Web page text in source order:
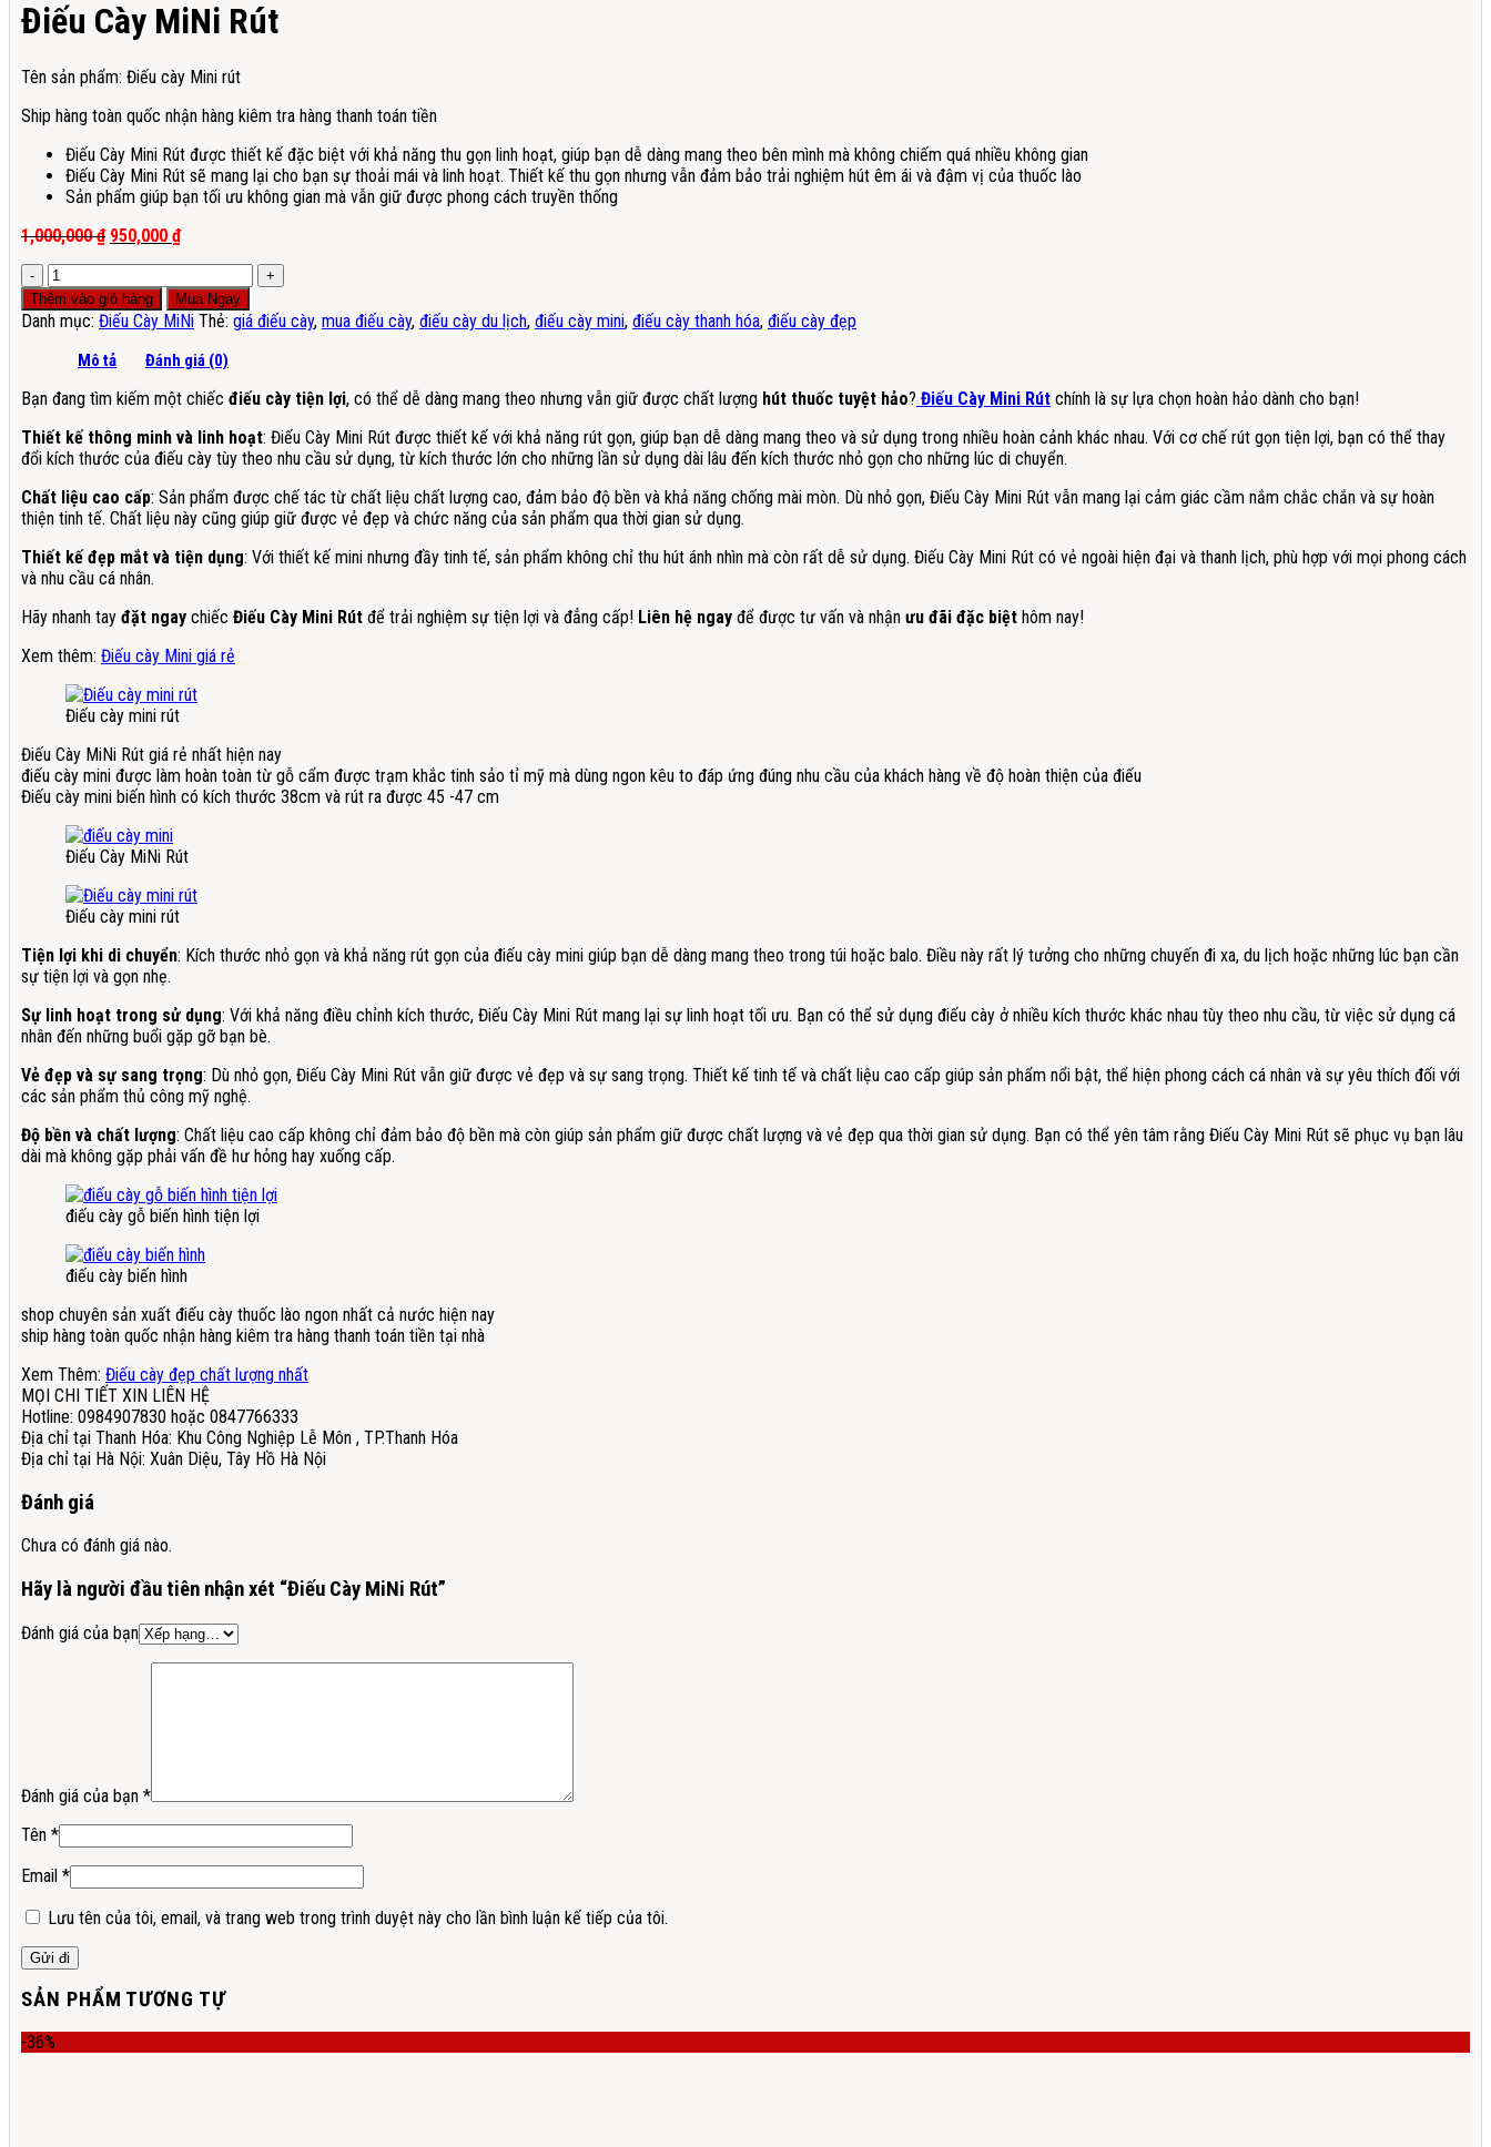
Điếu Cày MiNi Rút
Tên sản phẩm: Điếu cày Mini rút
Ship hàng toàn quốc nhận hàng kiêm tra hàng thanh toán tiền
Điếu Cày Mini Rút được thiết kế đặc biệt với khả năng thu gọn linh hoạt, giúp bạn dễ dàng mang theo bên mình mà không chiếm quá nhiều không gian
Điếu Cày Mini Rút sẽ mang lại cho bạn sự thoải mái và linh hoạt. Thiết kế thu gọn nhưng vẫn đảm bảo trải nghiệm hút êm ái và đậm vị của thuốc lào
Sản phẩm giúp bạn tối ưu không gian mà vẫn giữ được phong cách truyền thống
1,000,000₫ Giá
1,000,000 ₫.
950,000 ₫Giá
là:
950,000 ₫.
Điếu
Cày
MiNi
Thêm vào giỏ hàng Mua Ngay
Danh mục: Điếu Cày MiNi Thẻ: giá điếu cày, mua điếu cày, điếu cày du lịch, điếu cày mini, điếu cày thanh hóa, điếu cày đẹp
Mô tả Đánh giá (0)
Bạn đang tìm kiếm một chiếc điếu cày tiện lợi, có thể dễ dàng mang theo nhưng vẫn giữ được chất lượng hút thuốc tuyệt hảo? Điếu Cày Mini Rút chính là sự lựa chọn hoàn hảo dành cho bạn!
Thiết kế thông minh và linh hoạt: Điếu Cày Mini Rút được thiết kế với khả năng rút gọn, giúp bạn dễ dàng mang theo và sử dụng trong nhiều hoàn cảnh khác nhau. Với cơ chế rút gọn tiện lợi, bạn có thể thay
đổi kích thước của điếu cày tùy theo nhu cầu sử dụng, từ kích thước lớn cho những lần sử dụng dài lâu đến kích thước nhỏ gọn cho những lúc di chuyển.
Chất liệu cao cấp: Sản phẩm được chế tác từ chất liệu chất lượng cao, đảm bảo độ bền và khả năng chống mài mòn. Dù nhỏ gọn, Điếu Cày Mini Rút vẫn mang lại cảm giác cầm nắm chắc chắn và sự hoàn
thiện tinh tế. Chất liệu này cũng giúp giữ được vẻ đẹp và chức năng của sản phẩm qua thời gian sử dụng.
Thiết kế đẹp mắt và tiện dụng: Với thiết kế mini nhưng đầy tinh tế, sản phẩm không chỉ thu hút ánh nhìn mà còn rất dễ sử dụng. Điếu Cày Mini Rút có vẻ ngoài hiện đại và thanh lịch, phù hợp với mọi phong cách
và nhu cầu cá nhân.
Hãy nhanh tay đặt ngay chiếc Điếu Cày Mini Rút để trải nghiệm sự tiện lợi và đẳng cấp! Liên hệ ngay để được tư vấn và nhận ưu đãi đặc biệt hôm nay!
Xem thêm: Điếu cày Mini giá rẻ
Điếu cày mini rút
Điếu Cày MiNi Rút giá rẻ nhất hiện nay
điếu cày mini được làm hoàn toàn từ gỗ cẩm được trạm khắc tinh sảo tỉ mỹ mà dùng ngon kêu to đáp ứng đúng nhu cầu của khách hàng về độ hoàn thiện của điếu
Điếu cày mini biến hình có kích thước 38cm và rút ra được 45 -47 cm
Điếu Cày MiNi Rút
Điếu cày mini rút
Tiện lợi khi di chuyển: Kích thước nhỏ gọn và khả năng rút gọn của điếu cày mini giúp bạn dễ dàng mang theo trong túi hoặc balo. Điều này rất lý tưởng cho những chuyến đi xa, du lịch hoặc những lúc bạn cần
sự tiện lợi và gọn nhẹ.
Sự linh hoạt trong sử dụng: Với khả năng điều chỉnh kích thước, Điếu Cày Mini Rút mang lại sự linh hoạt tối ưu. Bạn có thể sử dụng điếu cày ở nhiều kích thước khác nhau tùy theo nhu cầu, từ việc sử dụng cá
nhân đến những buổi gặp gỡ bạn bè.
Vẻ đẹp và sự sang trọng: Dù nhỏ gọn, Điếu Cày Mini Rút vẫn giữ được vẻ đẹp và sự sang trọng. Thiết kế tinh tế và chất liệu cao cấp giúp sản phẩm nổi bật, thể hiện phong cách cá nhân và sự yêu thích đối với
các sản phẩm thủ công mỹ nghệ.
Độ bền và chất lượng: Chất liệu cao cấp không chỉ đảm bảo độ bền mà còn giúp sản phẩm giữ được chất lượng và vẻ đẹp qua thời gian sử dụng. Bạn có thể yên tâm rằng Điếu Cày Mini Rút sẽ phục vụ bạn lâu
dài mà không gặp phải vấn đề hư hỏng hay xuống cấp.
điếu cày gỗ biến hình tiện lợi
điếu cày biến hình
shop chuyên sản xuất điếu cày thuốc lào ngon nhất cả nước hiện nay
ship hàng toàn quốc nhận hàng kiêm tra hàng thanh toán tiền tại nhà
Xem Thêm: Điếu cày đẹp chất lượng nhất
MỌI CHI TIẾT XIN LIÊN HỆ
Hotline: 0984907830 hoặc 0847766333
Địa chỉ tại Thanh Hóa: Khu Công Nghiệp Lễ Môn , TP.Thanh Hóa
Địa chỉ tại Hà Nội: Xuân Diệu, Tây Hồ Hà Nội
Đánh giá
Chưa có đánh giá nào.
Hãy là người đầu tiên nhận xét “Điếu Cày MiNi Rút”
Đánh giá của bạn
Đánh giá của bạn *
Tên *
Email *
Lưu tên của tôi, email, và trang web trong trình duyệt này cho lần bình luận kế tiếp của tôi.
SẢN PHẨM TƯƠNG TỰ
-36%